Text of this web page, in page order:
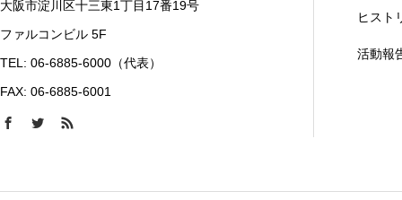
大阪市淀川区十三東1丁目17番19号
ファルコンビル 5F
TEL: 06-6885-6000（代表）
FAX: 06-6885-6001
ヒスト
活動報